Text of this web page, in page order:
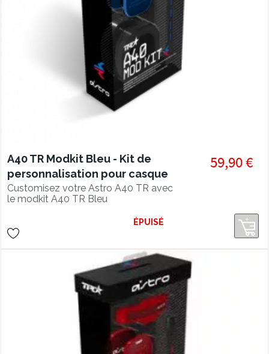
A40 TR Modkit Bleu - Kit de
personnalisation pour casque
A40 TR
Customisez votre Astro A40 TR avec
le modkit A40 TR Bleu
59,90 €
ÉPUISÉ